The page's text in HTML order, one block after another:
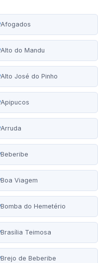
Afogados
Alto do Mandu
Alto José do Pinho
Apipucos
Arruda
Beberibe
Boa Viagem
Bomba do Hemetério
Brasília Teimosa
Brejo de Beberibe